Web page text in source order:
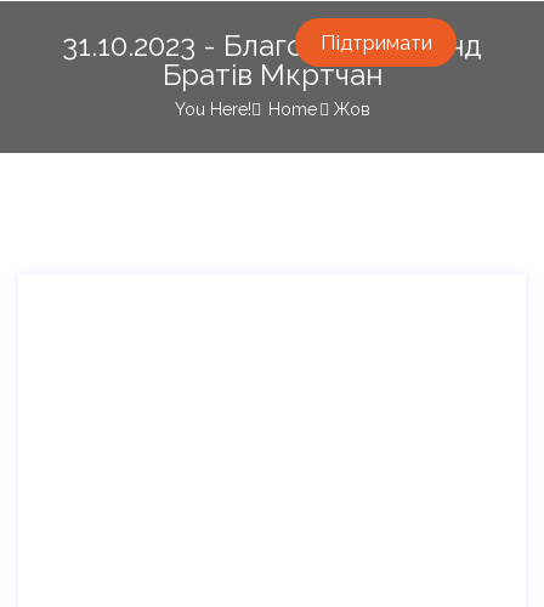
Підтримати
31.10.2023 - Благодійний Фонд
Братів Мкртчан
You Here! Home Жов